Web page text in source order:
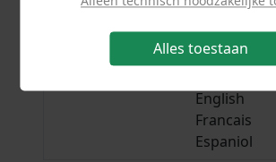
Alles toestaan
Deutsch
English
Francais
Espaniol